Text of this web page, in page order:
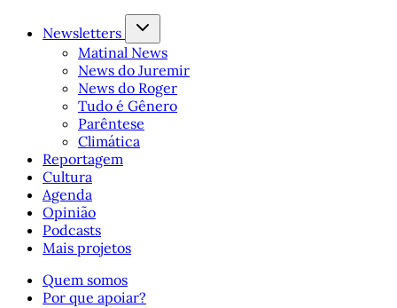
Newsletters
Matinal News
News do Juremir
News do Roger
Tudo é Gênero
Parêntese
Climática
Reportagem
Cultura
Agenda
Opinião
Podcasts
Mais projetos
Quem somos
Por que apoiar?